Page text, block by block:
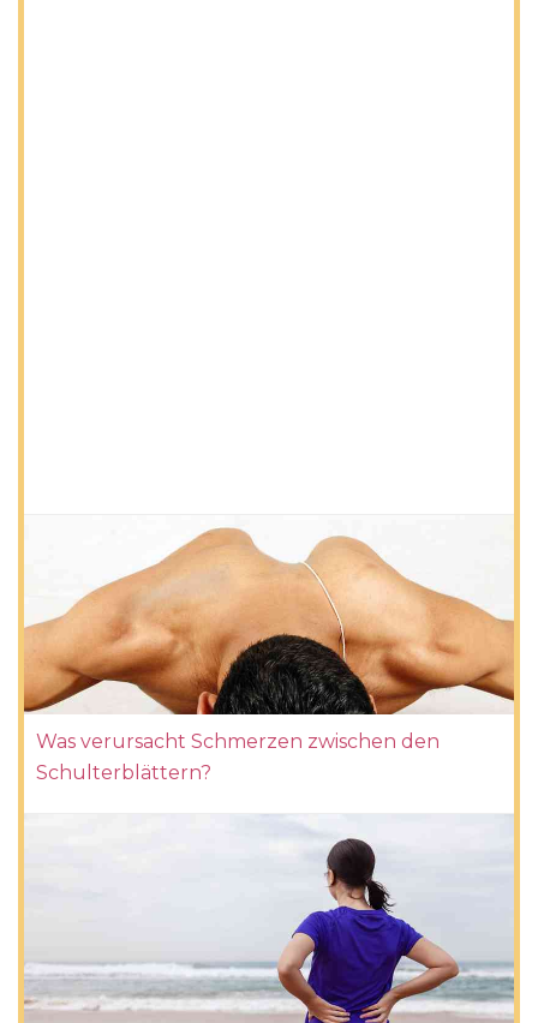
Was verursacht Schmerzen zwischen den
Schulterblättern?